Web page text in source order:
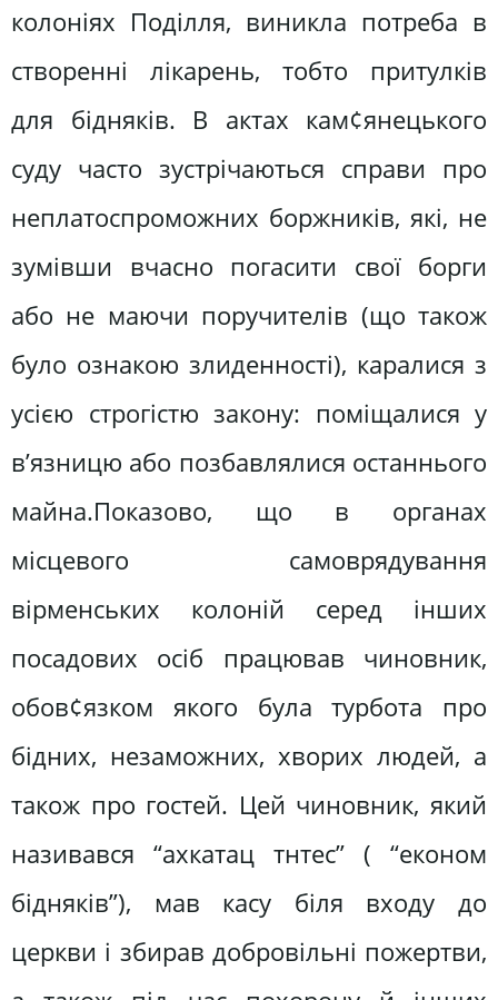
колоніях Поділля, виникла потреба в
створенні лікарень, тобто притулків
для бідняків. В актах кам¢янецького
суду часто зустрічаються справи про
неплатоспроможних боржників, які, не
зумівши вчасно погасити свої борги
або не маючи поручителів (що також
було ознакою злиденності), каралися з
усією строгістю закону: поміщалися у
в’язницю або позбавлялися останнього
майна.Показово, що в органах
місцевого самоврядування
вірменських колоній серед інших
посадових осіб працював чиновник,
обов¢язком якого була турбота про
бідних, незаможних, хворих людей, а
також про гостей. Цей чиновник, який
називався “ахкатац тнтес” ( “економ
бідняків”), мав касу біля входу до
церкви і збирав добровільні пожертви,